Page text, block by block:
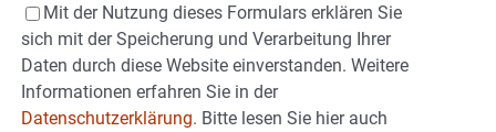
Mit der Nutzung dieses Formulars erklären Sie
sich mit der Speicherung und Verarbeitung Ihrer
Daten durch diese Website einverstanden. Weitere
Informationen erfahren Sie in der
Datenschutzerklärung. Bitte lesen Sie hier auch